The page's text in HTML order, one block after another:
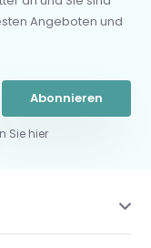
Angeboten und
Abonnieren
Sie hier